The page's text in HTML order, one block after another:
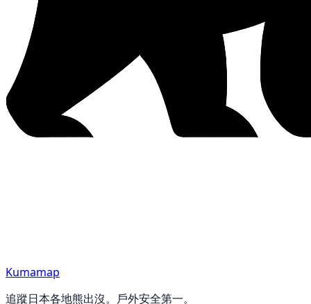
Kumamap
追蹤日本各地熊出沒。戶外安全第一。